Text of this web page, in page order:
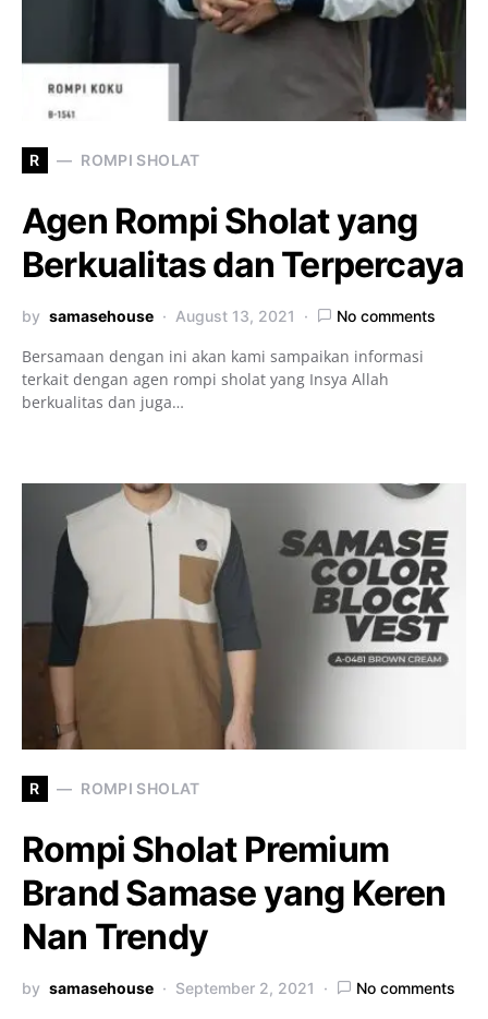
R ROMPI SHOLAT
Agen Rompi Sholat yang
Berkualitas dan Terpercaya
by samasehouse August 13, 2021 No comments
Bersamaan dengan ini akan kami sampaikan informasi
terkait dengan agen rompi sholat yang Insya Allah
berkualitas dan juga…
R ROMPI SHOLAT
Rompi Sholat Premium
Brand Samase yang Keren
Nan Trendy
by samasehouse September 2, 2021 No comments